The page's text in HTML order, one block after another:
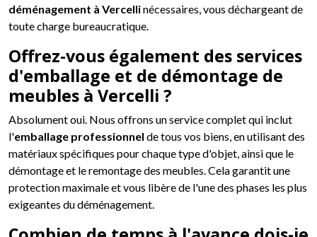
déménagement à Vercellinécessaires, vous déchargeant de
toute charge bureaucratique.
Offrez-vous également des services
d'emballage et de démontage de
meubles à Vercelli ?
Absolument oui. Nous offrons un service complet qui inclut
l'emballage professionnel de tous vos biens, en utilisant des
matériaux spécifiques pour chaque type d'objet, ainsi que le
démontage et le remontage des meubles. Cela garantit une
protection maximale et vous libère de l'une des phases les plus
exigeantes du déménagement.